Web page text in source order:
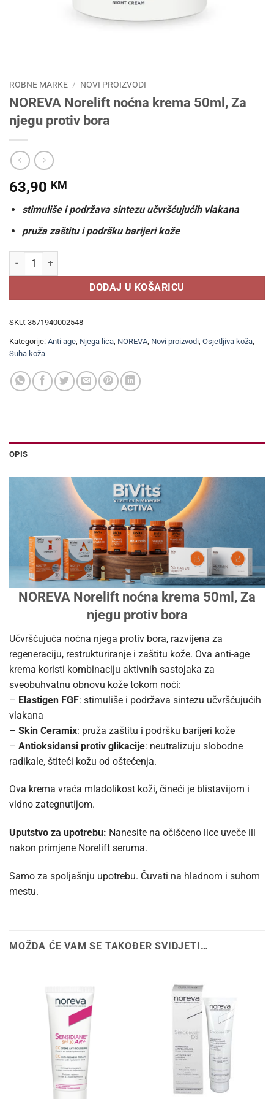
ROBNE MARKE / NOVI PROIZVODI
NOREVA Norelift noćna krema 50ml, Za
njegu protiv bora
63,90 KM
stimuliše i podržava sintezu učvršćujućih vlakana
pruža zaštitu i podršku barijeri kože
NOREVA Norelift noćna krema 50ml, Za njegu protiv bora količina
DODAJ U KOŠARICU
SKU: 3571940002548
Kategorije: Anti age Njega lica NOREVA Novi proizvodi Osjetljiva koža
Suha koža
OPIS
NOREVA Norelift noćna krema 50ml, Za
njegu protiv bora
Učvršćujuća noćna njega protiv bora, razvijena za
regeneraciju, restrukturiranje i zaštitu kože. Ova anti-age
krema koristi kombinaciju aktivnih sastojaka za
sveobuhvatnu obnovu kože tokom noći:
– Elastigen FGF: stimuliše i podržava sintezu učvršćujućih
vlakana
– Skin Ceramix: pruža zaštitu i podršku barijeri kože
– Antioksidansi protiv glikacije: neutralizuju slobodne
radikale, štiteći kožu od oštećenja.
Ova krema vraća mladolikost koži, čineći je blistavijom i
vidno zategnutijom.
Uputstvo za upotrebu: Nanesite na očišćeno lice uveče ili
nakon primjene Norelift seruma.
Samo za spoljašnju upotrebu. Čuvati na hladnom i suhom
mestu.
MOŽDA ĆE VAM SE TAKOĐER SVIDJETI…